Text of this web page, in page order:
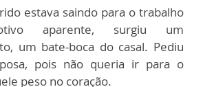
estava saindo para o trabalho
aparente, surgiu um
um bate-boca do casal. Pediu
pois não queria ir para o
peso no coração.